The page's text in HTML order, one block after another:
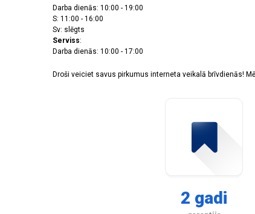
Darba dienās: 10:00 - 19:00
S: 11:00 - 16:00
Sv: slēgts
Serviss:
Darba dienās: 10:00 - 17:00
Droši veiciet savus pirkumus interneta veikalā brīvdienās!
2 gadi